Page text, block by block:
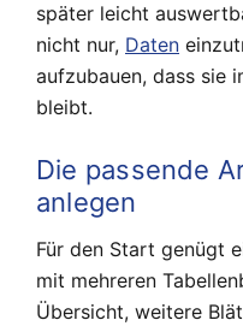
später leicht
nicht nur, Daten
aufzubauen, dass sie
bleibt.
Die passende
anlegen
Für den Start genügt
mit mehreren
Übersicht, weitere